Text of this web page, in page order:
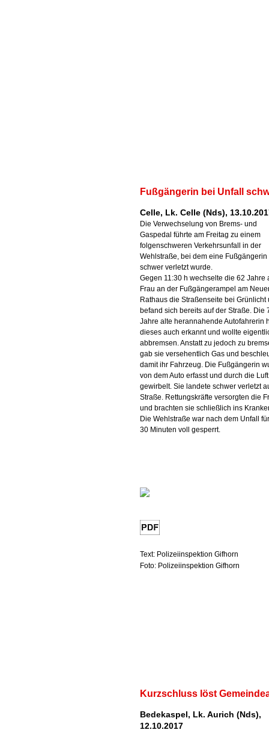
Fußgängerin bei Unfall
Celle, Lk. Celle (Nds),
Die Verwechselung von Brems- und
Gaspedal führte am Freitag zu einem
folgenschweren Verkehrsunfall in der
Wehlstraße, bei dem eine Fußgängerin
schwer verletzt wurde.
Gegen 11:30 h wechselte die 62 Jahre
Frau an der Fußgängerampel am
Rathaus die Straßenseite bei Grünlicht
befand sich bereits auf der Straße. Die
Jahre alte herannahende Autofahrerin
dieses auch erkannt und wollte
abbremsen. Anstatt zu jedoch zu
gab sie versehentlich Gas und
damit ihr Fahrzeug. Die Fußgängerin
von dem Auto erfasst und durch die Luft
gewirbelt. Sie landete schwer verletzt
Straße. Rettungskräfte versorgten die
und brachten sie schließlich ins
Die Wehlstraße war nach dem Unfall
30 Minuten voll gesperrt.
Text: Polizeiinspektion Gifhorn
Foto: Polizeiinspektion Gifhorn
Kurzschluss löst
Bedekaspel, Lk. Aurich (Nds),
12.10.2017